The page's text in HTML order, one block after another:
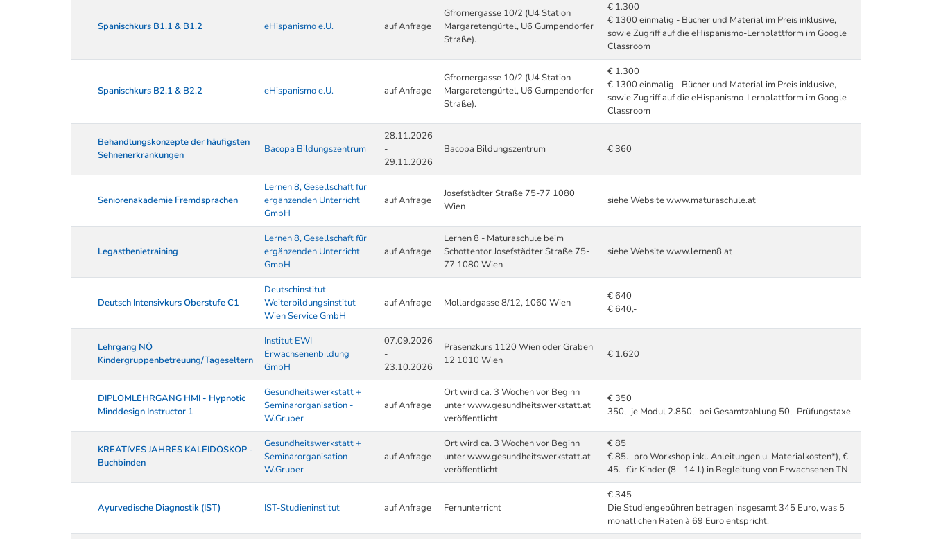
Spanischkurs B1.1 & B1.2 eHispanismo e.U. auf Anfrage
Gfrornergasse 10/2 (U4 Station
Margaretengürtel, U6 Gumpendorfer
Straße).
€ 1.300
€ 1300 einmalig - Bücher und Material im Preis inklusive,
sowie Zugriff auf die eHispanismo-Lernplattform im Google
Classroom
Spanischkurs B2.1 & B2.2 eHispanismo e.U. auf Anfrage
Gfrornergasse 10/2 (U4 Station
Margaretengürtel, U6 Gumpendorfer
Straße).
€ 1.300
€ 1300 einmalig - Bücher und Material im Preis inklusive,
sowie Zugriff auf die eHispanismo-Lernplattform im Google
Classroom
Behandlungskonzepte der häufigsten
Sehnenerkrankungen
Bacopa Bildungszentrum
28.11.2026
-
29.11.2026
Bacopa Bildungszentrum € 360
Seniorenakademie Fremdsprachen
Lernen 8, Gesellschaft für
ergänzenden Unterricht
GmbH
auf Anfrage
Josefstädter Straße 75-77 1080
Wien
siehe Website www.maturaschule.at
Legasthenietraining
Lernen 8, Gesellschaft für
ergänzenden Unterricht
GmbH
auf Anfrage
Lernen 8 - Maturaschule beim
Schottentor Josefstädter Straße 75-
77 1080 Wien
siehe Website www.lernen8.at
Deutsch Intensivkurs Oberstufe C1
Deutschinstitut -
Weiterbildungsinstitut
Wien Service GmbH
auf Anfrage Mollardgasse 8/12, 1060 Wien
€ 640
€ 640,-
Lehrgang NÖ
Kindergruppenbetreuung/Tageseltern
Institut EWI
Erwachsenenbildung
GmbH
07.09.2026
-
23.10.2026
Präsenzkurs 1120 Wien oder Graben
12 1010 Wien
€ 1.620
DIPLOMLEHRGANG HMI - Hypnotic
Minddesign Instructor 1
Gesundheitswerkstatt +
Seminarorganisation -
W.Gruber
auf Anfrage
Ort wird ca. 3 Wochen vor Beginn
unter www.gesundheitswerkstatt.at
veröffentlicht
€ 350
350,- je Modul 2.850,- bei Gesamtzahlung 50,- Prüfungstaxe
KREATIVES JAHRES KALEIDOSKOP -
Buchbinden
Gesundheitswerkstatt +
Seminarorganisation -
W.Gruber
auf Anfrage
Ort wird ca. 3 Wochen vor Beginn
unter www.gesundheitswerkstatt.at
veröffentlicht
€ 85
€ 85.– pro Workshop inkl. Anleitungen u. Materialkosten*), €
45.– für Kinder (8 - 14 J.) in Begleitung von Erwachsenen TN
Ayurvedische Diagnostik (IST) IST-Studieninstitut auf Anfrage Fernunterricht
€ 345
Die Studiengebühren betragen insgesamt 345 Euro, was 5
monatlichen Raten à 69 Euro entspricht.